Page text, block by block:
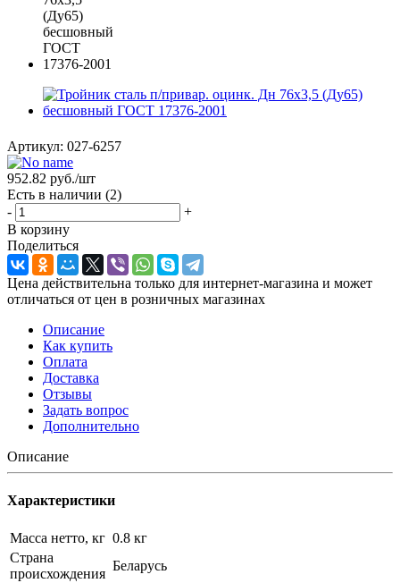
Артикул: 027-6257
952.82 руб./шт
Есть в наличии (2)
-
+
В корзину
Поделиться
Цена действительна только для интернет-магазина и может
отличаться от цен в розничных магазинах
Описание
Как купить
Оплата
Доставка
Отзывы
Задать вопрос
Дополнительно
Описание
Характеристики
Масса нетто, кг 0.8 кг
Страна
происхождения
Беларусь